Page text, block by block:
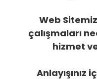
Web
çalışmaları
hizmet
Anlayışınız